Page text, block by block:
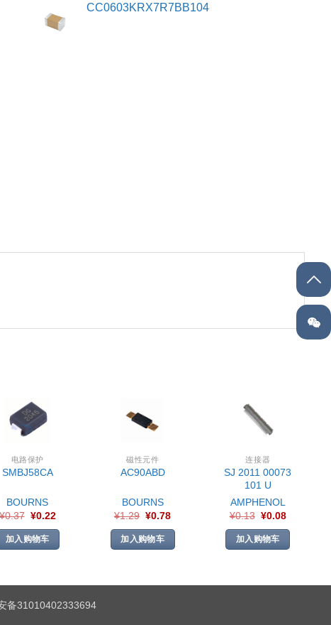
CC0603KRX7R7BB104
电路保护
SMBJ58CA
BOURNS
0.37 ¥0.22
加入购物车
磁性元件
AC90ABD
BOURNS
¥1.29 ¥0.78
加入购物车
连接器
SJ 2011 00073
101 U
AMPHENOL
¥0.13 ¥0.08
加入购物车
备31010402333694